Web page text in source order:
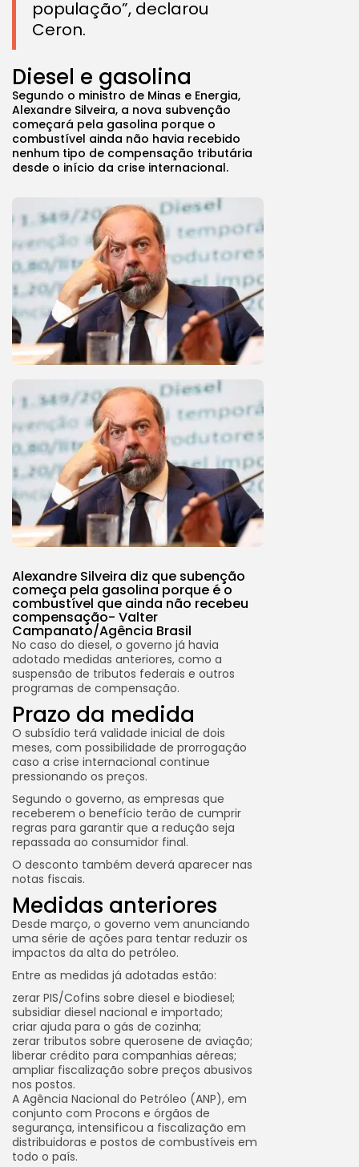
população”, declarou
Ceron.
Diesel e gasolina
Segundo o ministro de Minas e Energia,
Alexandre Silveira, a nova subvenção
começará pela gasolina porque o
combustível ainda não havia recebido
nenhum tipo de compensação tributária
desde o início da crise internacional.
Alexandre Silveira diz que subenção
começa pela gasolina porque é o
combustível que ainda não recebeu
compensação- Valter
Campanato/Agência Brasil
No caso do diesel, o governo já havia
adotado medidas anteriores, como a
suspensão de tributos federais e outros
programas de compensação.
Prazo da medida
O subsídio terá validade inicial de dois
meses, com possibilidade de prorrogação
caso a crise internacional continue
pressionando os preços.
Segundo o governo, as empresas que
receberem o benefício terão de cumprir
regras para garantir que a redução seja
repassada ao consumidor final.
O desconto também deverá aparecer nas
notas fiscais.
Medidas anteriores
Desde março, o governo vem anunciando
uma série de ações para tentar reduzir os
impactos da alta do petróleo.
Entre as medidas já adotadas estão:
zerar PIS/Cofins sobre diesel e biodiesel;
subsidiar diesel nacional e importado;
criar ajuda para o gás de cozinha;
zerar tributos sobre querosene de aviação;
liberar crédito para companhias aéreas;
ampliar fiscalização sobre preços abusivos
nos postos.
A Agência Nacional do Petróleo (ANP), em
conjunto com Procons e órgãos de
segurança, intensificou a fiscalização em
distribuidoras e postos de combustíveis em
todo o país.